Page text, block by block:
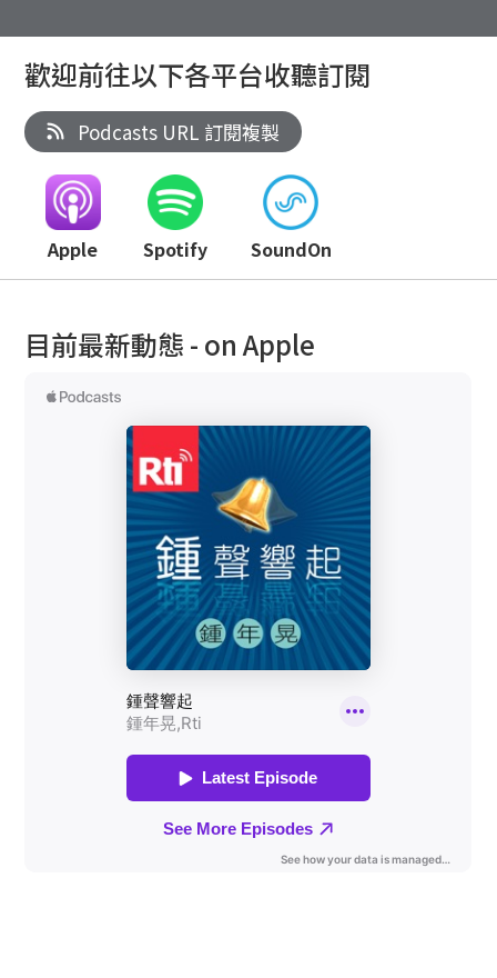
歡迎前往以下各平台收聽訂閱
Podcasts URL 訂閱複製
Apple Spotify SoundOn
目前最新動態 - on Apple